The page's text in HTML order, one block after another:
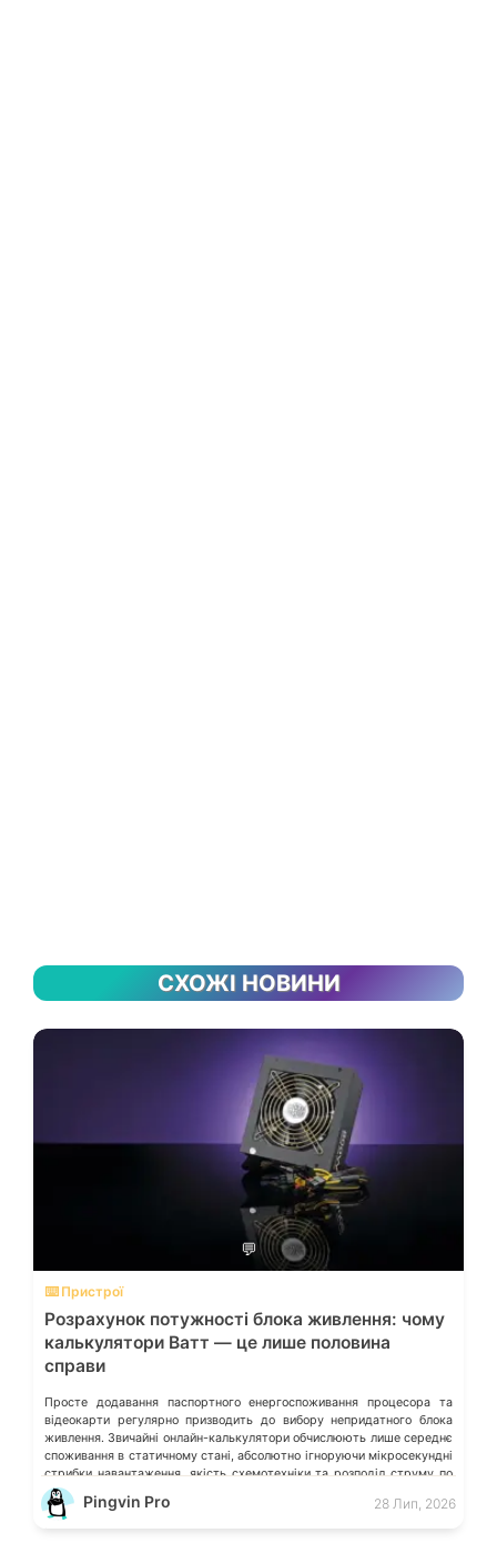
СХОЖІ НОВИНИ
💬
⌨️ Пристрої
Розрахунок потужності блока живлення: чому
калькулятори Ватт — це лише половина
справи
Просте додавання паспортного енергоспоживання процесора та
відеокарти регулярно призводить до вибору непридатного блока
живлення. Звичайні онлайн-калькулятори обчислюють лише середнє
споживання в статичному стані, абсолютно ігноруючи мікросекундні
стрибки навантаження, якість схемотехніки та розподіл струму по
окремих лініях. Розберімо, які технічні параметри насправді
визначають надійність системи живлення та як правильно підібрати
Pingvin Pro 28 Лип, 2026